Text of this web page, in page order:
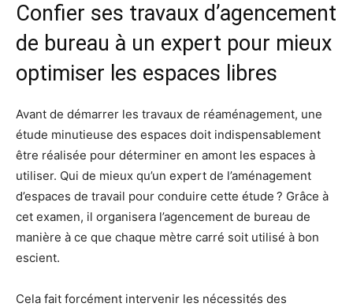
Confier ses travaux d’agencement
de bureau à un expert pour mieux
optimiser les espaces libres
Avant de démarrer les travaux de réaménagement, une
étude minutieuse des espaces doit indispensablement
être réalisée pour déterminer en amont les espaces à
utiliser. Qui de mieux qu’un expert de l’aménagement
d’espaces de travail pour conduire cette étude ? Grâce à
cet examen, il organisera l’agencement de bureau de
manière à ce que chaque mètre carré soit utilisé à bon
escient.
Cela fait forcément intervenir les nécessités des